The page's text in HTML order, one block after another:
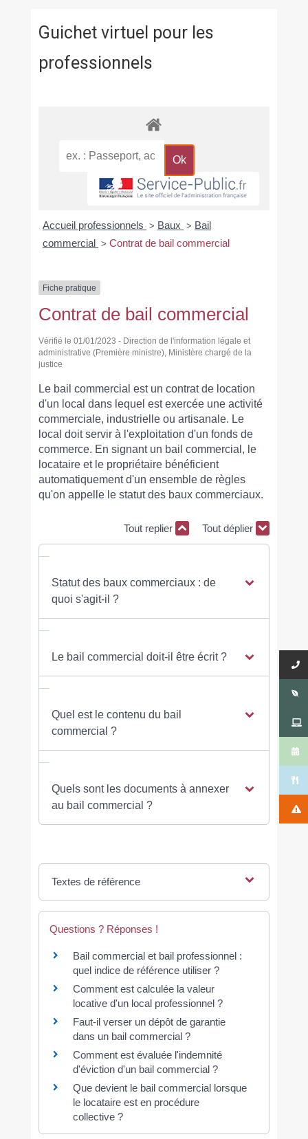
Guichet virtuel pour les
professionnels
Accueil professionnels > Baux > Bail
commercial > Contrat de bail commercial
Fiche pratique
Contrat de bail commercial
Vérifié le 01/01/2023 - Direction de l'information légale et
administrative (Première ministre), Ministère chargé de la
justice
Le bail commercial est un contrat de location
d'un local dans lequel est exercée une activité
commerciale, industrielle ou artisanale. Le
local doit servir à l'exploitation d'un fonds de
commerce. En signant un bail commercial, le
locataire et le propriétaire bénéficient
automatiquement d'un ensemble de règles
qu'on appelle le statut des baux commerciaux.
Tout replier Tout déplier
Statut des baux commerciaux : de
quoi s'agit-il ?
Le bail commercial doit-il être écrit ?
Quel est le contenu du bail
commercial ?
Quels sont les documents à annexer
au bail commercial ?
Textes de référence
Questions ? Réponses !
Bail commercial et bail professionnel :
quel indice de référence utiliser ?
Comment est calculée la valeur
locative d'un local professionnel ?
Faut-il verser un dépôt de garantie
dans un bail commercial ?
Comment est évaluée l'indemnité
d'éviction d'un bail commercial ?
Que devient le bail commercial lorsque
le locataire est en procédure
collective ?